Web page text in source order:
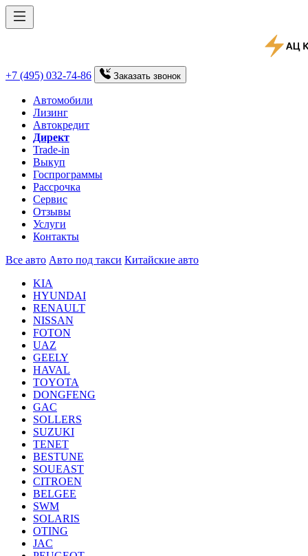
+7 (495) 032-74-86 Заказать звонок
Автомобили
Лизинг
Автокредит
Директ
Trade-in
Выкуп
Госпрограммы
Рассрочка
Сервис
Отзывы
Услуги
Контакты
Все авто Авто под такси Китайские авто
KIA
HYUNDAI
RENAULT
NISSAN
FOTON
UAZ
GEELY
HAVAL
TOYOTA
DONGFENG
GAC
SOLLERS
SUZUKI
TENET
BESTUNE
SOUEAST
CITROEN
BELGEE
SWM
SOLARIS
OTING
JAC